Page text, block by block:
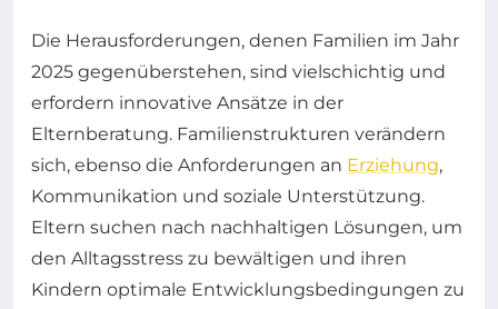
Die Herausforderungen, denen Familien im Jahr
2025 gegenüberstehen, sind vielschichtig und
erfordern innovative Ansätze in der
Elternberatung. Familienstrukturen verändern
sich, ebenso die Anforderungen an Erziehung,
Kommunikation und soziale Unterstützung.
Eltern suchen nach nachhaltigen Lösungen, um
den Alltagsstress zu bewältigen und ihren
Kindern optimale Entwicklungsbedingungen zu